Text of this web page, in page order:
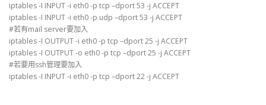
iptables -I INPUT -i eth0 -p tcp –dport 53 -j ACCEPT
iptables -I INPUT -i eth0 -p udp –dport 53 -j ACCEPT
#若有mail server要加入
iptables -I OUTPUT -i eth0 -p tcp –dport 25 -j ACCEPT
iptables -I OUTPUT -o eth0 -p tcp –dport 25 -j ACCEPT
#若要用ssh管理要加入
iptables -I INPUT -i eth0 -p tcp –dport 22 -j ACCEPT